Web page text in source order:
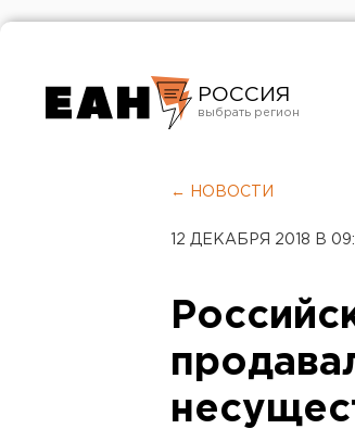
РОССИЯ
Челябинск
← НОВОСТИ
12 ДЕКАБРЯ 2018 В